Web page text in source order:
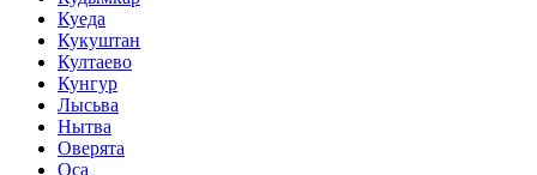
Куеда
Кукуштан
Култаево
Кунгур
Лысьва
Нытва
Оверята
Оса